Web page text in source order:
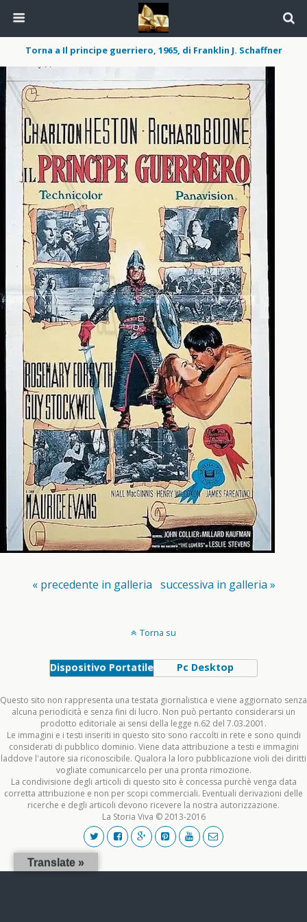
Torna a Il principe guerriero, 1965, di Franklin J. Schaffner
« precedente in galleria successiva in galleria »
Torna su
Dispositivo Portatile Pc Desktop
Questo sito non rappresenta una testata giornalistica e viene aggiornato senza
alcuna periodicità e senza fini di lucro. Non può pertanto considerarsi un
prodotto editoriale ai sensi della legge n.62 del 7.03.2001.
Le immagini e i testi inseriti in questo sito sono raccolti in rete e sono quindi
considerati di pubblico dominio. Viene data attribuzione a testi e immagini
laddove l'autore sia riconoscibile. Qualora la loro pubblicazione violi dei diritti
vogliate comunicarcelo per una pronta rimozione.
La condivisione degli articoli di questo sito è concessa purchè venga data
corretta attribuzione e non per scopi commerciali. Eventuali derivazioni delle
ricerche e degli articoli devono ricevere la nostra autorizzazione.
La Storia Viva © 2013-2016
Translate »